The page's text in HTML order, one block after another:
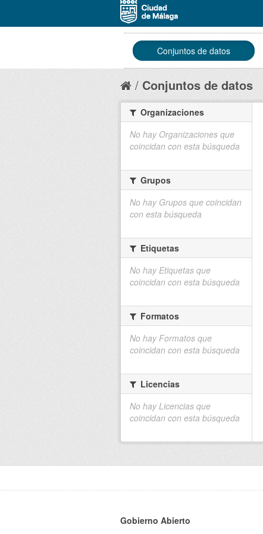
Conjuntos de datos
Conjuntos de datos
Organizaciones
No hay Organizaciones que
coincidan con esta búsqueda
Grupos
No hay Grupos que coincidan
con esta búsqueda
Etiquetas
No hay Etiquetas que
coincidan con esta búsqueda
Formatos
No hay Formatos que
coincidan con esta búsqueda
Licencias
No hay Licencias que
coincidan con esta búsqueda
Gobierno Abierto